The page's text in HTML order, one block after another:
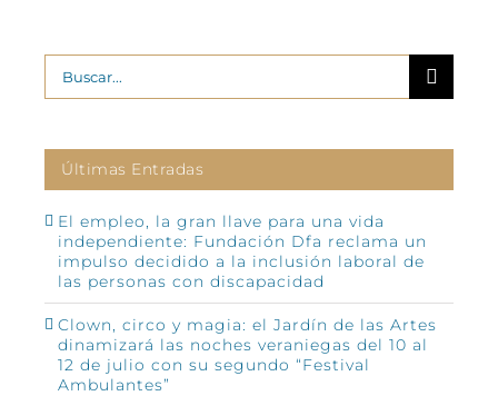
Buscar:
Últimas Entradas
El empleo, la gran llave para una vida
independiente: Fundación Dfa reclama un
impulso decidido a la inclusión laboral de
las personas con discapacidad
Clown, circo y magia: el Jardín de las Artes
dinamizará las noches veraniegas del 10 al
12 de julio con su segundo “Festival
Ambulantes”